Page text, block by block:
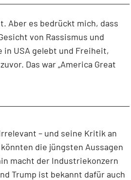
Aber es bedrückt mich, dass
von Rassismus und
in USA gelebt und Freiheit,
Das war „America Great
– und seine Kritik an
die jüngsten Aussagen
macht der Industriekonzern
Trump ist bekannt dafür auch